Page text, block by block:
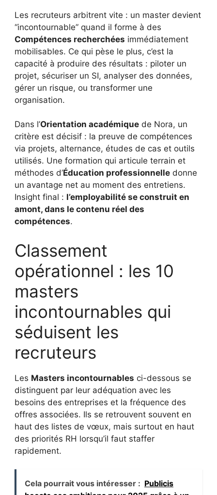
Les recruteurs arbitrent vite : un master devient
“incontournable” quand il forme à des
Compétences recherchées immédiatement
mobilisables. Ce qui pèse le plus, c’est la
capacité à produire des résultats : piloter un
projet, sécuriser un SI, analyser des données,
gérer un risque, ou transformer une
organisation.
Dans l’Orientation académique de Nora, un
critère est décisif : la preuve de compétences
via projets, alternance, études de cas et outils
utilisés. Une formation qui articule terrain et
méthodes d’Éducation professionnelle donne
un avantage net au moment des entretiens.
Insight final : l’employabilité se construit en
amont, dans le contenu réel des
compétences.
Classement
opérationnel : les 10
masters
incontournables qui
séduisent les
recruteurs
Les Masters incontournables ci-dessous se
distinguent par leur adéquation avec les
besoins des entreprises et la fréquence des
offres associées. Ils se retrouvent souvent en
haut des listes de vœux, mais surtout en haut
des priorités RH lorsqu’il faut staffer
rapidement.
Cela pourrait vous intéresser : Publicis